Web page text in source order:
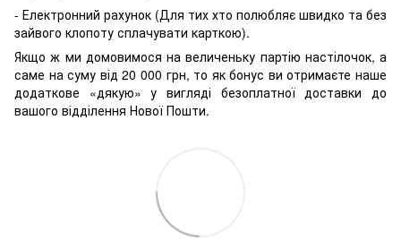
- Електронний рахунок (Для тих хто полюбляє швидко та без
зайвого клопоту сплачувати карткою).
Якщо ж ми домовимося на величеньку партію настілочок, а
саме на суму від 20 000 грн, то як бонус ви отримаєте наше
додаткове «дякую» у вигляді безоплатної доставки до
вашого відділення Нової Пошти.